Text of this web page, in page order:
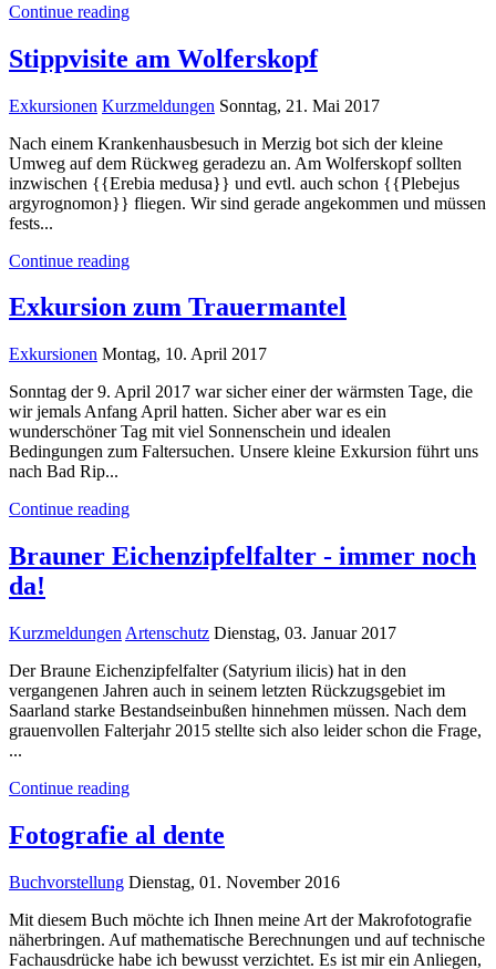
Continue reading
Stippvisite am Wolferskopf
Exkursionen Kurzmeldungen Sonntag, 21. Mai 2017
Nach einem Krankenhausbesuch in Merzig bot sich der kleine
Umweg auf dem Rückweg geradezu an. Am Wolferskopf sollten
inzwischen {{Erebia medusa}} und evtl. auch schon {{Plebejus
argyrognomon}} fliegen. Wir sind gerade angekommen und müssen
fests...
Continue reading
Exkursion zum Trauermantel
Exkursionen Montag, 10. April 2017
​Sonntag der 9. April 2017 war sicher einer der wärmsten Tage, die
wir jemals Anfang April hatten. Sicher aber war es ein
wunderschöner Tag mit viel Sonnenschein und idealen
Bedingungen zum Faltersuchen. Unsere kleine Exkursion führt uns
nach Bad Rip...
Continue reading
Brauner Eichenzipfelfalter - immer noch
da!
Kurzmeldungen Artenschutz Dienstag, 03. Januar 2017
Der Braune Eichenzipfelfalter (Satyrium ilicis) hat in den
vergangenen Jahren auch in seinem letzten Rückzugsgebiet im
Saarland starke Bestandseinbußen hinnehmen müssen. Nach dem
grauenvollen Falterjahr 2015 stellte sich also leider schon die Frage,
...
Continue reading
Fotografie al dente
Buchvorstellung Dienstag, 01. November 2016
Mit diesem Buch möchte ich Ihnen meine Art der Makrofotografie
näherbringen. Auf mathematische Berechnungen und auf technische
Fachausdrücke habe ich bewusst verzichtet. Es ist mir ein Anliegen,